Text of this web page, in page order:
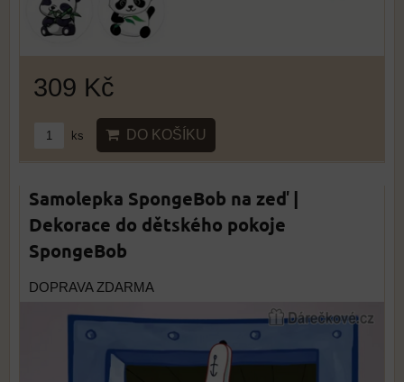
309 Kč
ks DO KOŠÍKU
Samolepka SpongeBob na zeď |
Dekorace do dětského pokoje
SpongeBob
DOPRAVA ZDARMA